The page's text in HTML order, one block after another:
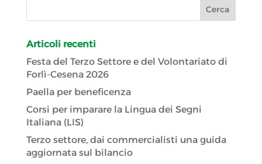
Articoli recenti
Festa del Terzo Settore e del Volontariato di
Forlì-Cesena 2026
Paella per beneficenza
Corsi per imparare la Lingua dei Segni
Italiana (LIS)
Terzo settore, dai commercialisti una guida
aggiornata sul bilancio